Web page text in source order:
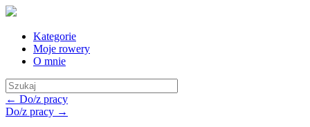
Kategorie
Moje rowery
O mnie
← Do/z pracy
Do/z pracy →